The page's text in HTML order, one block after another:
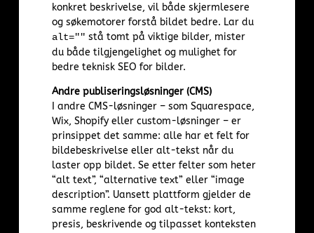
konkret beskrivelse, vil både skjermlesere
og søkemotorer forstå bildet bedre. Lar du
alt="" stå tomt på viktige bilder, mister
du både tilgjengelighet og mulighet for
bedre teknisk SEO for bilder.
Andre publiseringsløsninger (CMS)
I andre CMS-løsninger – som Squarespace,
Wix, Shopify eller custom-løsninger – er
prinsippet det samme: alle har et felt for
bildebeskrivelse eller alt-tekst når du
laster opp bildet. Se etter felter som heter
“alt text”, “alternative text” eller “image
description”. Uansett plattform gjelder de
samme reglene for god alt-tekst: kort,
presis, beskrivende og tilpasset konteksten